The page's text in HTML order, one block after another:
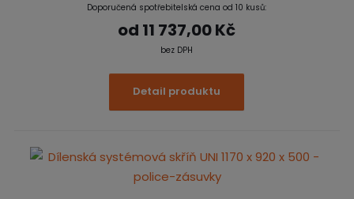
Doporučená spotřebitelská cena od 10 kusů:
od 11 737,00 Kč
bez DPH
Detail produktu